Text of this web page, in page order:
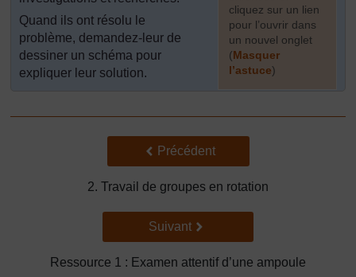
cliquez sur un lien
pour l’ouvrir dans
un nouvel onglet
(Masquer
l’astuce)
Quand ils ont résolu le
problème, demandez-leur de
dessiner un schéma pour
expliquer leur solution.
Précédent
Précédent
2. Travail de groupes en rotation
Suivant
Suivant
Ressource 1 : Examen attentif d’une ampoule